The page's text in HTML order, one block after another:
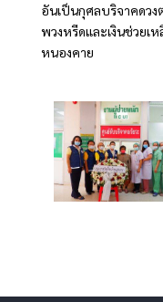
อันเป็นกุศลบริจาคดว
พวงหรีดและเงินช่วยเ
หนองคาย